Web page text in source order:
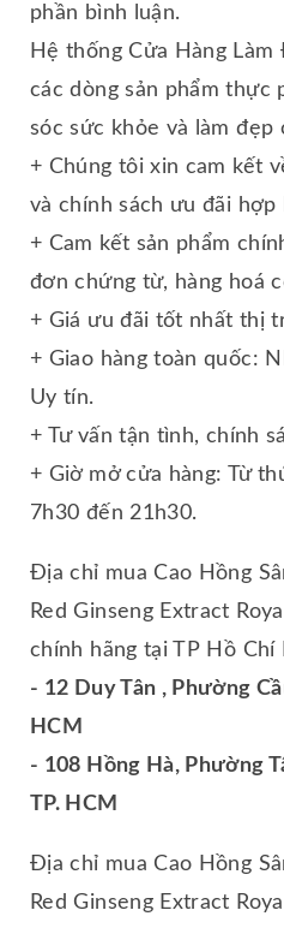
phần bình luận.
Hệ thống Cửa Hàng
các dòng sản phẩm thực
sóc sức khỏe và làm đẹp
+ Chúng tôi xin cam kết
và chính sách ưu đãi hợp
+ Cam kết sản phẩm
đơn chứng từ, hàng hoá
+ Giá ưu đãi tốt nhất thị
+ Giao hàng toàn quốc:
Uy tín.
+ Tư vấn tận tình, chính
+ Giờ mở cửa hàng: Từ
7h30 đến 21h30.
Địa chỉ mua Cao Hồng
Red Ginseng Extract
chính hãng tại TP Hồ Chí
- 12 Duy Tân , Phường
HCM
- 108 Hồng Hà, Phường
TP. HCM
Địa chỉ mua Cao Hồng
Red Ginseng Extract